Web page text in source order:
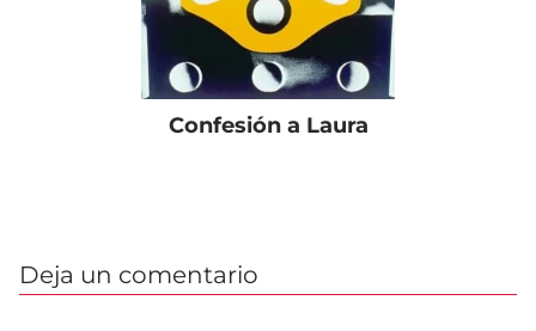
Confesión a Laura
Deja un comentario